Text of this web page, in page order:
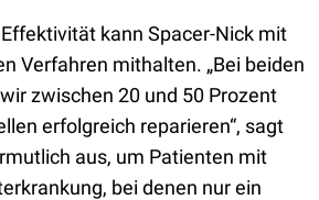
kann Spacer-Nick mit
Verfahren mithalten. „Bei beiden
zwischen 20 und 50 Prozent
erfolgreich reparieren“, sagt
aus, um Patienten mit
bei denen nur ein